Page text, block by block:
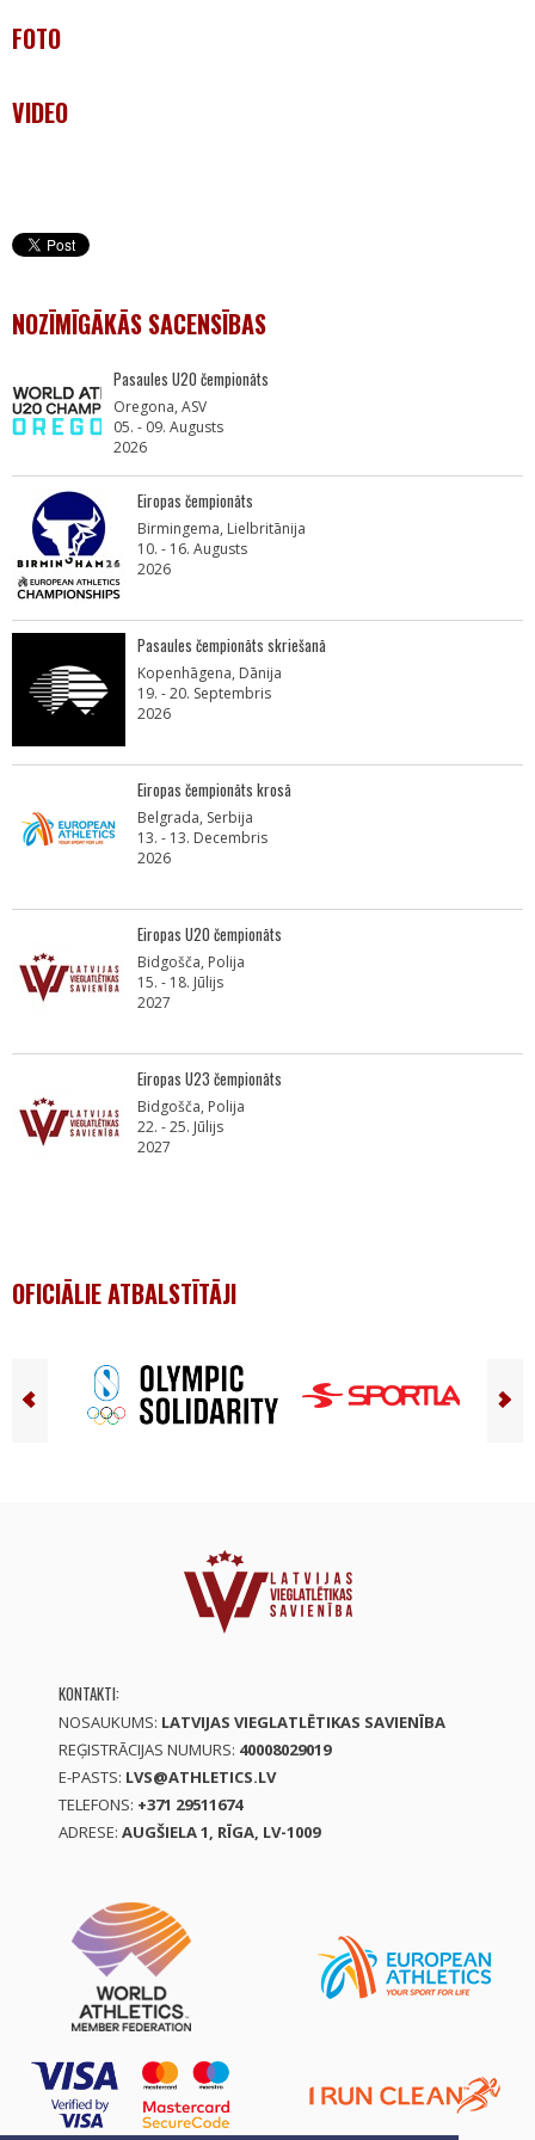
FOTO
VIDEO
NOZĪMĪGĀKĀS SACENSĪBAS
Pasaules U20 čempionāts
Oregona, ASV
05. - 09. Augusts
2026
Eiropas čempionāts
Birmingema, Lielbritānija
10. - 16. Augusts
2026
Pasaules čempionāts skriešanā
Kopenhāgena, Dānija
19. - 20. Septembris
2026
Eiropas čempionāts krosā
Belgrada, Serbija
13. - 13. Decembris
2026
Eiropas U20 čempionāts
Bidgošča, Polija
15. - 18. Jūlijs
2027
Eiropas U23 čempionāts
Bidgošča, Polija
22. - 25. Jūlijs
2027
OFICIĀLIE ATBALSTĪTĀJI
KONTAKTI:
NOSAUKUMS: LATVIJAS VIEGLATLĒTIKAS SAVIENĪBA
REĢISTRĀCIJAS NUMURS: 40008029019
E-PASTS: LVS@ATHLETICS.LV
TELEFONS: +371 29511674
ADRESE: AUGŠIELA 1, RĪGA, LV-1009